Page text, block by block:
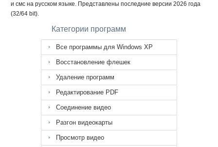
и смс на русском языке. Представлены последние версии 2026 года
(32/64 bit).
Категории программ
Все программы для Windows XP
Восстановление флешек
Удаление программ
Редактирование PDF
Соединение видео
Разгон видеокарты
Просмотр видео